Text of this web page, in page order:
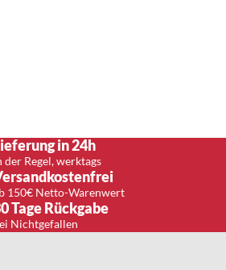
in 24h
der Regel, werktags
150€ Netto-Warenwert
Tage Rückgabe
Nichtgefallen